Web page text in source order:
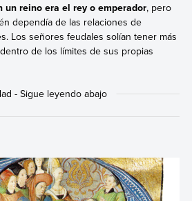
un reino era el rey o emperador, pero
dependía de las relaciones de
Los señores feudales solían tener más
de los límites de sus propias